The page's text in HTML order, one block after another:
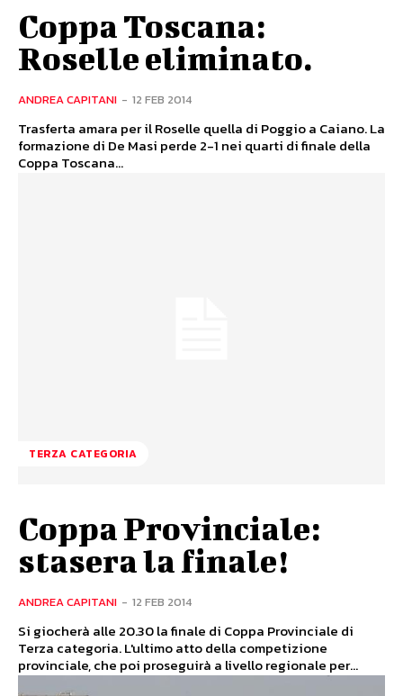
Coppa Toscana:
Roselle eliminato.
ANDREA CAPITANI - 12 FEB 2014
Trasferta amara per il Roselle quella di Poggio a Caiano. La
formazione di De Masi perde 2-1 nei quarti di finale della
Coppa Toscana...
TERZA CATEGORIA
Coppa Provinciale:
stasera la finale!
ANDREA CAPITANI - 12 FEB 2014
Si giocherà alle 20.30 la finale di Coppa Provinciale di
Terza categoria. L'ultimo atto della competizione
provinciale, che poi proseguirà a livello regionale per...